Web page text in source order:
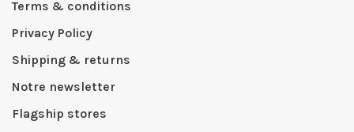
Terms & conditions
Privacy Policy
Shipping & returns
Notre newsletter
Flagship stores